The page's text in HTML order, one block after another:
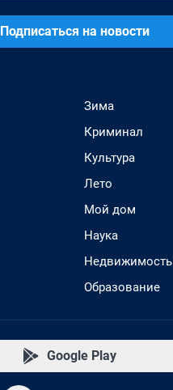
Подписаться на новости
Зима
Криминал
Культура
Лето
Мой дом
Наука
Недвижимость
Образование
Google Play